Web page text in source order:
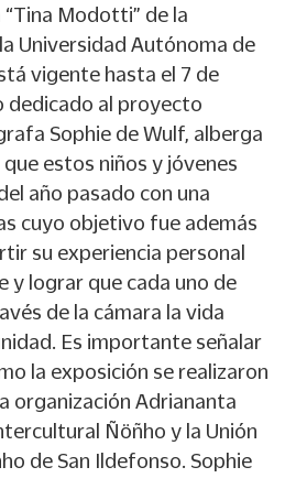
Modotti” de la
Universidad Autónoma de
vigente hasta el 7 de
dedicado al proyecto
Sophie de Wulf, alberga
estos niños y jóvenes
año pasado con una
cuyo objetivo fue además
su experiencia personal
y lograr que cada uno de
de la cámara la vida
Es importante señalar
la exposición se realizaron
organización Adriananta
Ñöñho y la Unión
de San Ildefonso. Sophie